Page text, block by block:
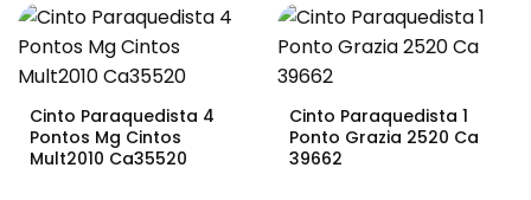
Cinto Paraquedista 4
Pontos Mg Cintos
Mult2010 Ca35520
Cinto Paraquedista 1
Ponto Grazia 2520 Ca
39662